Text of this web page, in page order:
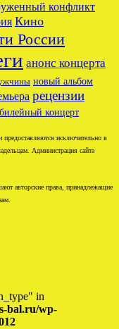
конфликт
Кино
России
анонс концерта
новый альбом
рецензии
концерт
исключительно в
Администрация сайта
авторские права, принадлежащие
in
bal.ru/wp-